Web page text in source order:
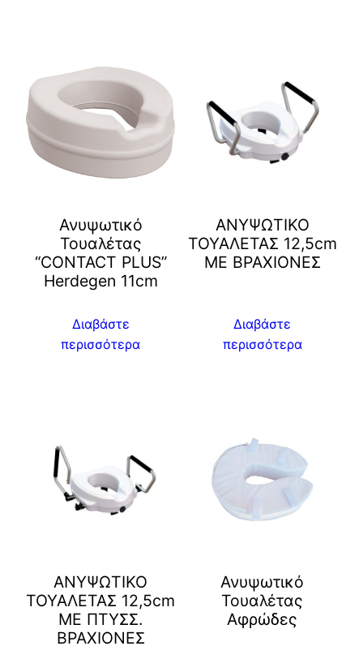
Ανυψωτικό
Τουαλέτας
“CONTACT PLUS”
Herdegen 11cm
Διαβάστε
περισσότερα
ΑΝΥΨΩΤΙΚΟ
ΤΟΥΑΛΕΤΑΣ 12,5cm
ΜΕ ΒΡΑΧΙΟΝΕΣ
Διαβάστε
περισσότερα
ΑΝΥΨΩΤΙΚΟ
ΤΟΥΑΛΕΤΑΣ 12,5cm
ΜΕ ΠΤΥΣΣ.
ΒΡΑΧΙΟΝΕΣ
Ανυψωτικό
Τουαλέτας
Αφρώδες